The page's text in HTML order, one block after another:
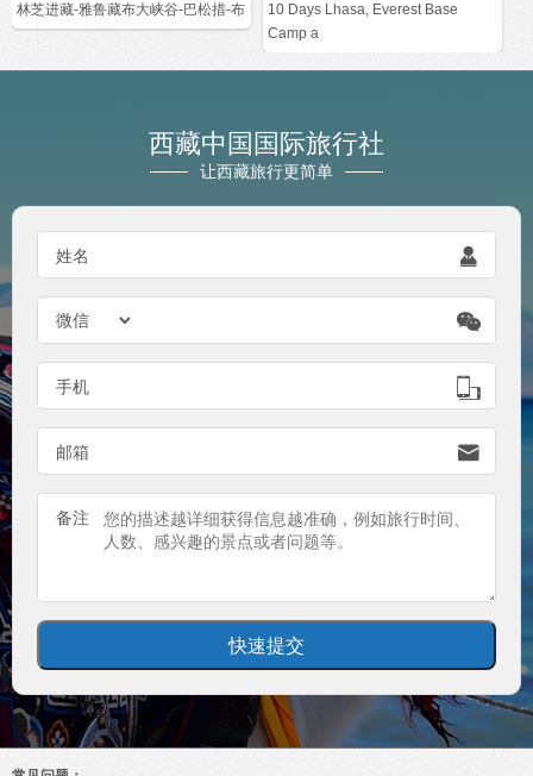
林芝进藏-雅鲁藏布大峡谷-巴松措-布
10 Days Lhasa, Everest Base
Camp a
西藏中国国际旅行社
让西藏旅行更简单
姓名 

手机 
邮箱 
备注